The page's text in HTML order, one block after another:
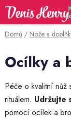
Přejít
obsah
Domů / Nože a
Ocílky a
Péče o kvalitní nůž
rituálem. Udržujte
pomocí ocílek a